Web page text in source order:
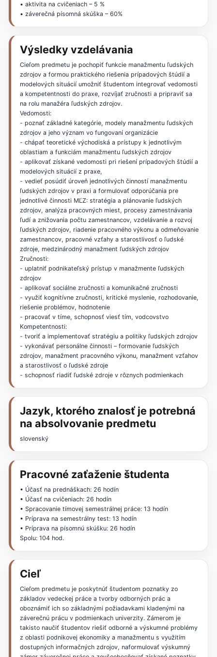
• aktivita na cvičeniach – 5 %
• záverečná písomná skúška – 60%
Výsledky vzdelávania
Cieľom predmetu je pochopiť funkcie manažmentu ľudských
zdrojov a formou praktického riešenia prípadových štúdií a
modelových situácií umožniť študentom integrovať vedomosti
a kompetentnosti do praxe, rozvíjať zručnosti a pripraviť sa
na rolu manažéra ľudských zdrojov.
Vedomosti:
- poznať základné kategórie, modely manažmentu ľudských
zdrojov a jeho význam vo fungovaní organizácie
- chápať teoretické východiská a prístupy k jednotlivým
oblastiam a funkciám manažmentu ľudských zdrojov
- aplikovať získané vedomosti pri riešení prípadových štúdií a
modelových situácií z praxe,
- vedieť posúdiť úroveň jednotlivých činností manažmentu
ľudských zdrojov v praxi a formulovať odporúčania pre
jednotlivé činnosti MĽZ: stratégia a plánovanie ľudských
zdrojov, analýza pracovných miest, procesy zamestnávania
ľudí a znižovania počtu zamestnancov, vzdelávanie a rozvoj
ľudských zdrojov, riadenie pracovného výkonu a odmeňovanie
zamestnancov, pracovné vzťahy a starostlivosť o ľudské
zdroje, medzinárodný manažment ľudských zdrojov
Zručnosti:
- uplatniť podnikateľský prístup v manažmente ľudských
zdrojov
- aplikovať sociálne zručnosti a komunikačné zručnosti
- využiť kognitívne zručnosti, kritické myslenie, rozhodovanie,
riešenie problémov, hodnotenie
- pracovať v tíme, schopnosť viesť tím, vodcovstvo
Kompetentnosti:
- tvoriť a implementovať stratégiu a politiky ľudských zdrojov
- vykonávať personálne činnosti – formovanie ľudských
zdrojov, manažment pracovného výkonu, manažment vzťahov
a starostlivosť o ľudské zdroje
- schopnosť riadiť ľudské zdroje v rôznych podmienkach
Jazyk, ktorého znalosť je potrebná
na absolvovanie predmetu
slovenský
Pracovné zaťaženie študenta
• Účasť na prednáškach: 26 hodín
• Účasť na cvičeniach: 26 hodín
• Spracovanie tímovej semestrálnej práce: 13 hodín
• Príprava na semestrálny test: 13 hodín
• Príprava na písomnú skúšku: 26 hodín
Spolu: 104 hod.
Cieľ
Cieľom predmetu je poskytnúť študentom poznatky zo
základov vedeckej práce a tvorby odborných prác a
oboznámiť ich so základnými požiadavkami kladenými na
záverečnú prácu v podmienkach univerzity. Zámerom je
takisto naučiť študentov riešiť odborné a výskumné problémy
z oblasti podnikovej ekonomiky a manažmentu s využitím
dostupných informačných zdrojov, naformulovať výskumný